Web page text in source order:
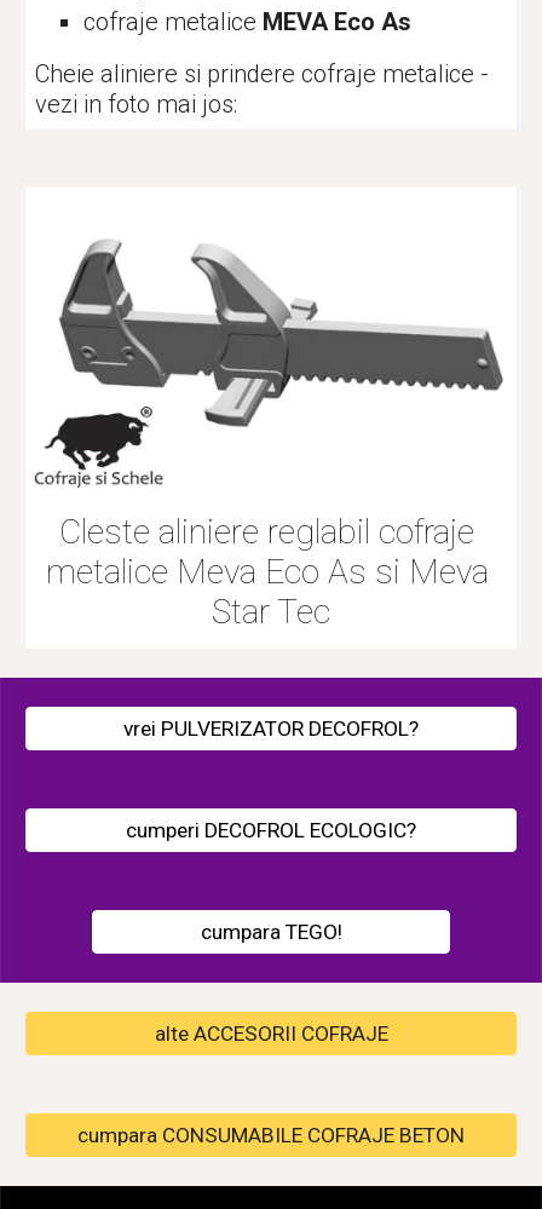
cofraje metalice MEVA Eco As
Cheie aliniere si prindere cofraje metalice -
vezi in foto mai jos:
Cleste aliniere reglabil cofraje
metalice Meva Eco As si Meva
Star Tec
vrei PULVERIZATOR DECOFROL?
cumperi DECOFROL ECOLOGIC?
cumpara TEGO!
alte ACCESORII COFRAJE
cumpara CONSUMABILE COFRAJE BETON